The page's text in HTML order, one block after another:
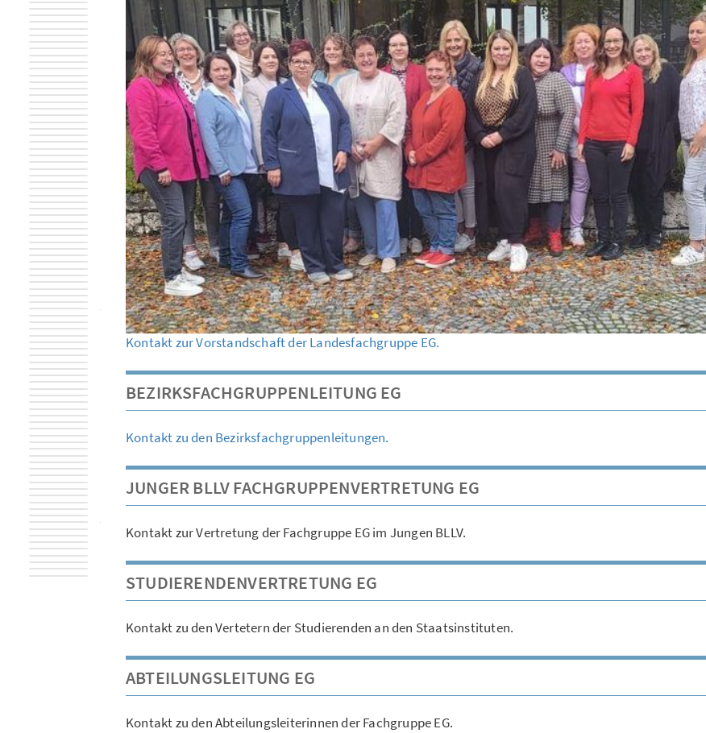
Kontakt zur Vorstandschaft der Landesfachgruppe EG.
BEZIRKSFACHGRUPPENLEITUNG EG
Kontakt zu den Bezirksfachgruppenleitungen.
JUNGER BLLV FACHGRUPPENVERTRETUNG EG
Kontakt zur Vertretung der Fachgruppe EG im Jungen BLLV.
STUDIERENDENVERTRETUNG EG
Kontakt zu den Vertetern der Studierenden an den Staatsinstituten.
ABTEILUNGSLEITUNG EG
Kontakt zu den Abteilungsleiterinnen der Fachgruppe EG.